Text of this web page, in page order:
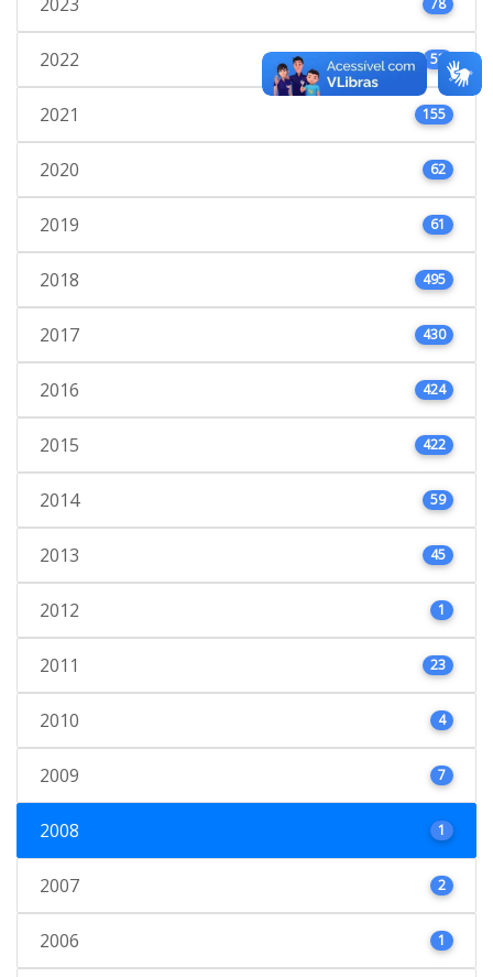
2022 53
2021 155
2020 62
2019 61
2018 495
2017 430
2016 424
2015 422
2014 59
2013 45
2012 1
2011 23
2010 4
2009 7
2008 1
2007 2
2006 1